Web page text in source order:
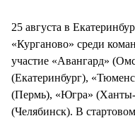
25 августа в
«Курганово» среди
участие «Авангард»
(Екатеринбург),
(Пермь), «Югра»
(Челябинск). В